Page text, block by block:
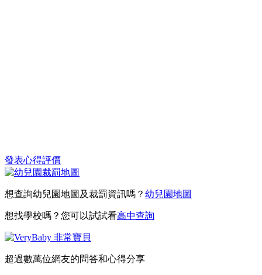
發表心得評價
想查詢幼兒園地圖及裁罰資訊嗎？ 幼兒園地圖
想找學校嗎？您可以試試看高中查詢
超過數萬位網友的問答和心得分享